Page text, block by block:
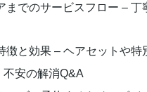
までのサービスフロー –
と効果 – ヘアセットや特
安の解消Q&A